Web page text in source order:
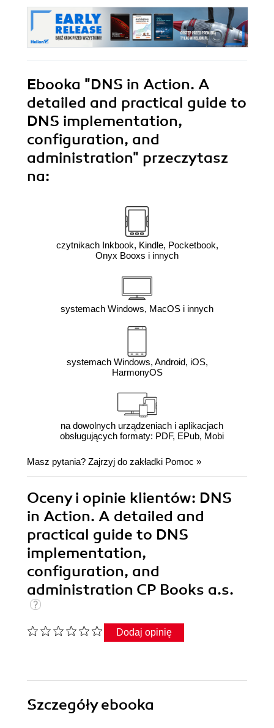
Ebooka "DNS in Action. A
detailed and practical guide to
DNS implementation,
configuration, and
administration" przeczytasz
na:
czytnikach Inkbook, Kindle, Pocketbook,
Onyx Booxs i innych
systemach Windows, MacOS i innych
systemach Windows, Android, iOS,
HarmonyOS
na dowolnych urządzeniach i aplikacjach
obsługujących formaty: PDF, EPub, Mobi
Masz pytania? Zajrzyj do zakładki Pomoc »
Oceny i opinie klientów: DNS
in Action. A detailed and
practical guide to DNS
implementation,
configuration, and
administration CP Books a.s.
Dodaj opinię
Szczegółyebooka